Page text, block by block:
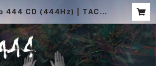
444 CD (444Hz) | TACH